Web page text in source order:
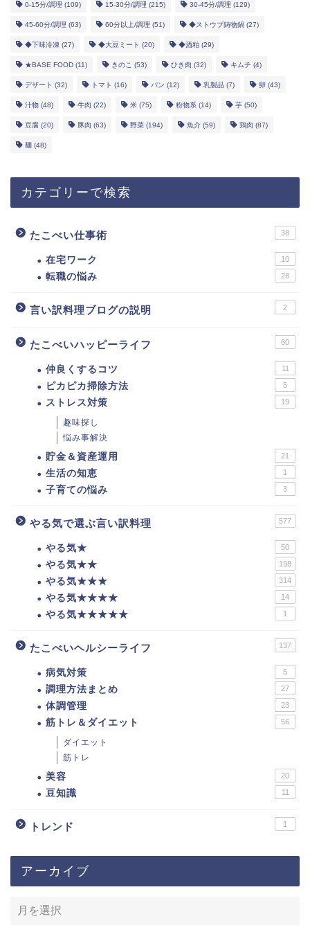
0-15分/調理 (109) 15-30分/調理 (215) 30-45分/調理 (129)
45-60分/調理 (63) 60分以上/調理 (51) ◆ストウブ鋳物鍋 (27)
◆下味冷凍 (27) ◆大豆ミート (20) ◆酒粕 (29)
★BASE FOOD (11) きのこ (53) ひき肉 (32) キムチ (4)
デザート (32) トマト (16) パン (12) 乳製品 (7) 卵 (43)
汁物 (48) 牛肉 (22) 米 (75) 粉物系 (14) 芋 (50)
豆腐 (20) 豚肉 (63) 野菜 (194) 魚介 (59) 鶏肉 (87)
麺 (48)
カテゴリーで検索
たこべい仕事術 38
在宅ワーク 10
転職の悩み 28
言い訳料理ブログの説明 2
たこべいハッピーライフ 60
仲良くするコツ 11
ピカピカ掃除方法 5
ストレス対策 19
趣味探し
悩み事解決
貯金＆資産運用 21
生活の知恵 1
子育ての悩み 3
やる気で選ぶ言い訳料理 577
やる気★ 50
やる気★★ 198
やる気★★★ 314
やる気★★★★ 14
やる気★★★★★ 1
たこべいヘルシーライフ 137
病気対策 5
調理方法まとめ 27
体調管理 23
筋トレ＆ダイエット 56
ダイエット
筋トレ
美容 20
豆知識 11
トレンド 1
アーカイブ